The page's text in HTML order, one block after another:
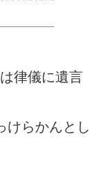
律儀に遺言
けらかんとし